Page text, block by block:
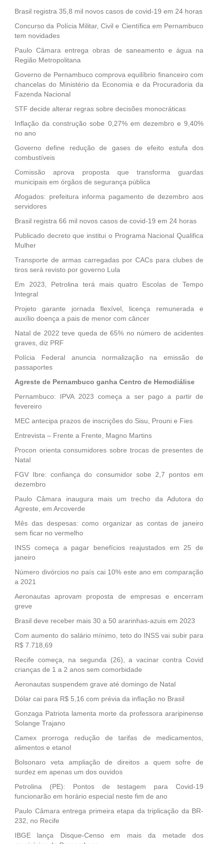
Brasil registra 35,8 mil novos casos de covid-19 em 24 horas
Concurso da Polícia Militar, Civil e Científica em Pernambuco
tem novidades
Paulo Câmara entrega obras de saneamento e água na
Região Metropolitana
Governo de Pernambuco comprova equilíbrio financeiro com
chancelas do Ministério da Economia e da Procuradoria da
Fazenda Nacional
STF decide alterar regras sobre decisões monocráticas
Inflação da construção sobe 0,27% em dezembro e 9,40%
no ano
Governo define redução de gases de efeito estufa dos
combustíveis
Comissão aprova proposta que transforma guardas
municipais em órgãos de segurança pública
Afogados: prefeitura informa pagamento de dezembro aos
servidores
Brasil registra 66 mil novos casos de covid-19 em 24 horas
Publicado decreto que institui o Programa Nacional Qualifica
Mulher
Transporte de armas carregadas por CACs para clubes de
tiros será revisto por governo Lula
Em 2023, Petrolina terá mais quatro Escolas de Tempo
Integral
Projeto garante jornada flexível, licença remunerada e
auxílio doença a pais de menor com câncer
Natal de 2022 teve queda de 65% no número de acidentes
graves, diz PRF
Polícia Federal anuncia normalização na emissão de
passaportes
Agreste de Pernambuco ganha Centro de Hemodiálise
Pernambuco: IPVA 2023 começa a ser pago a partir de
fevereiro
MEC antecipa prazos de inscrições do Sisu, Prouni e Fies
Entrevista – Frente a Frente, Magno Martins
Procon orienta consumidores sobre trocas de presentes de
Natal
FGV Ibre: confiança do consumidor sobe 2,7 pontos em
dezembro
Paulo Câmara inaugura mais um trecho da Adutora do
Agreste, em Arcoverde
Mês das despesas: como organizar as contas de janeiro
sem ficar no vermelho
INSS começa a pagar benefícios reajustados em 25 de
janeiro
Número divórcios no país cai 10% este ano em comparação
a 2021
Aeronautas aprovam proposta de empresas e encerram
greve
Brasil deve receber mais 30 a 50 ararinhas-azuis em 2023
Com aumento do salário mínimo, teto do INSS vai subir para
R$ 7.718,69
Recife começa, na segunda (26), a vacinar contra Covid
crianças de 1 a 2 anos sem comorbidade
Aeronautas suspendem grave até domingo de Natal
Dólar cai para R$ 5,16 com prévia da inflação no Brasil
Gonzaga Patriota lamenta morte da professora araripinense
Solange Trajano
Camex prorroga redução de tarifas de medicamentos,
alimentos e etanol
Bolsonaro veta ampliação de direitos a quem sofre de
surdez em apenas um dos ouvidos
Petrolina (PE): Pontos de testagem para Covid-19
funcionarão em horário especial neste fim de ano
Paulo Câmara entrega primeira etapa da triplicação da BR-
232, no Recife
IBGE lança Disque-Censo em mais da metade dos